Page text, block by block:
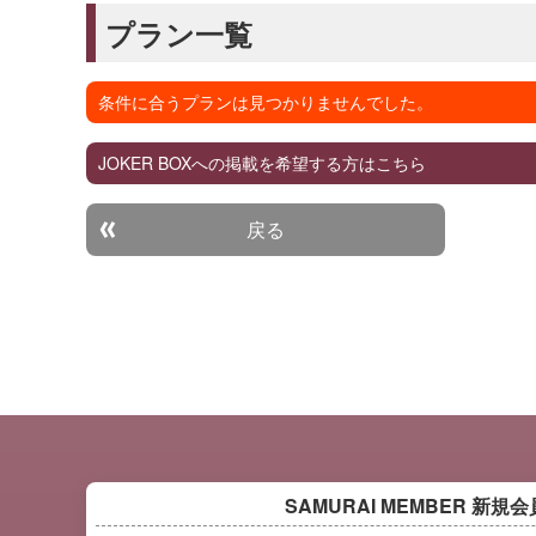
プラン一覧
条件に合うプランは見つかりませんでした。
JOKER BOXへの掲載を希望する方はこちら
戻る
SAMURAI MEMBER 新規会